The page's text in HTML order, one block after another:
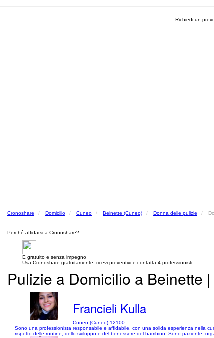
Richiedi un
Cronoshare Domicilio Cuneo Beinette (Cuneo) Donna delle pulizie
Perché affidarsi a Cronoshare?
E gratuito e senza impegno
Usa Cronoshare gratuitamente: ricevi preventivi e contatta 4 professionisti.
Pulizie a Domicilio a Beinette
Francieli Kulla
Cuneo (Cuneo) 12100
Sono una professionista responsabile e affidabile, con una solida esperienza nella
rispetto delle routine, dello sviluppo e del benessere del bambino. Sono paziente,